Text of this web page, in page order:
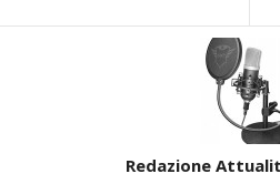
Redazione